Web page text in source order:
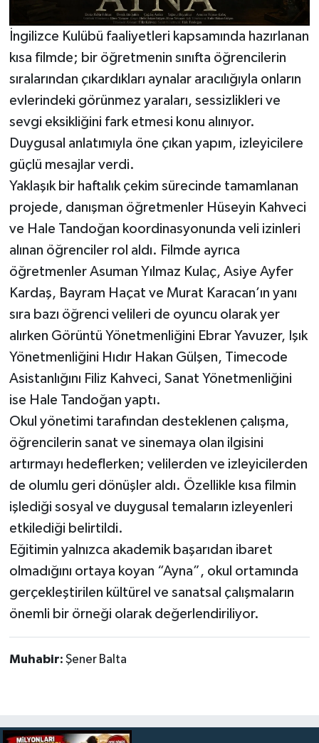
İngilizce Kulübü faaliyetleri kapsamında hazırlanan
kısa filmde; bir öğretmenin sınıfta öğrencilerin
sıralarından çıkardıkları aynalar aracılığıyla onların
evlerindeki görünmez yaraları, sessizlikleri ve
sevgi eksikliğini fark etmesi konu alınıyor.
Duygusal anlatımıyla öne çıkan yapım, izleyicilere
güçlü mesajlar verdi.
Yaklaşık bir haftalık çekim sürecinde tamamlanan
projede, danışman öğretmenler Hüseyin Kahveci
ve Hale Tandoğan koordinasyonunda veli izinleri
alınan öğrenciler rol aldı. Filmde ayrıca
öğretmenler Asuman Yılmaz Kulaç, Asiye Ayfer
Kardaş, Bayram Haçat ve Murat Karacan’ın yanı
sıra bazı öğrenci velileri de oyuncu olarak yer
alırken Görüntü Yönetmenliğini Ebrar Yavuzer, Işık
Yönetmenliğini Hıdır Hakan Gülşen, Timecode
Asistanlığını Filiz Kahveci, Sanat Yönetmenliğini
ise Hale Tandoğan yaptı.
Okul yönetimi tarafından desteklenen çalışma,
öğrencilerin sanat ve sinemaya olan ilgisini
artırmayı hedeflerken; velilerden ve izleyicilerden
de olumlu geri dönüşler aldı. Özellikle kısa filmin
işlediği sosyal ve duygusal temaların izleyenleri
etkilediği belirtildi.
Eğitimin yalnızca akademik başarıdan ibaret
olmadığını ortaya koyan “Ayna”, okul ortamında
gerçekleştirilen kültürel ve sanatsal çalışmaların
önemli bir örneği olarak değerlendiriliyor.
Muhabir: Şener Balta